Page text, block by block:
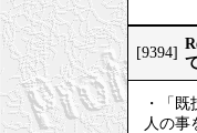
[9394]
・「
人の事